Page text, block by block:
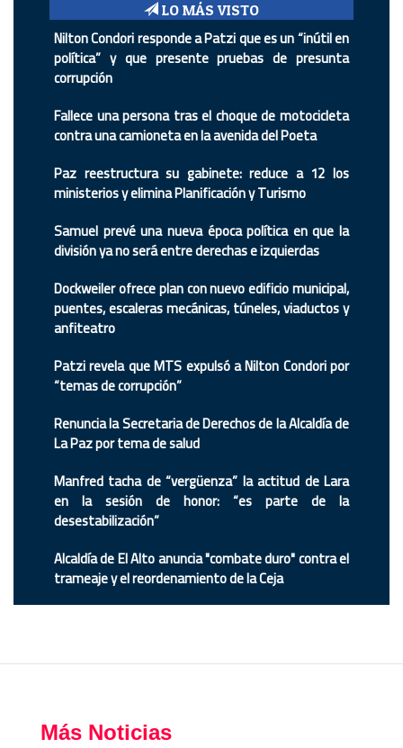
LO MÁS VISTO
Nilton Condori responde a Patzi que es un “inútil en
política” y que presente pruebas de presunta
corrupción
Fallece una persona tras el choque de motocicleta
contra una camioneta en la avenida del Poeta
Paz reestructura su gabinete: reduce a 12 los
ministerios y elimina Planificación y Turismo
Samuel prevé una nueva época política en que la
división ya no será entre derechas e izquierdas
Dockweiler ofrece plan con nuevo edificio municipal,
puentes, escaleras mecánicas, túneles, viaductos y
anfiteatro
Patzi revela que MTS expulsó a Nilton Condori por
“temas de corrupción”
Renuncia la Secretaria de Derechos de la Alcaldía de
La Paz por tema de salud
Manfred tacha de “vergüenza” la actitud de Lara
en la sesión de honor: “es parte de la
desestabilización”
Alcaldía de El Alto anuncia "combate duro" contra el
trameaje y el reordenamiento de la Ceja
Más Noticias